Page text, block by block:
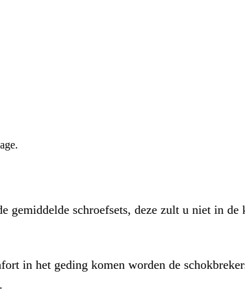
gemiddelde schroefsets, deze zult u niet in
in het geding komen worden de